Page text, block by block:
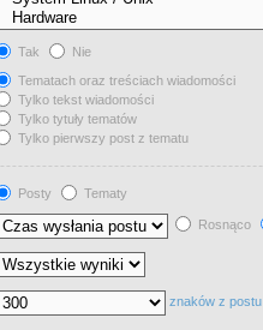
Tak
Nie
Tematach oraz treściach wiadomości
Tylko tekst wiadomości
Tylko tytuły tematów
Tylko pierwszy post z tematu
Posty
Tematy
Rosnąco
znaków z postu